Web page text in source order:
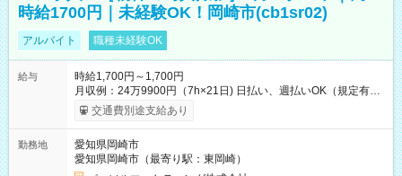
時給1700円｜未経験OK！岡崎市(cb1sr02)
アルバイト 職種未経験OK
給与
時給1,700円～1,700円
月収例：24万9900円（7h×21日) 日払い、週払いOK（規定有
り） 【試用期間】試用期間なし
交通費別途支給あり
勤務地
愛知県岡崎市
愛知県岡崎市（最寄り駅：東岡崎）